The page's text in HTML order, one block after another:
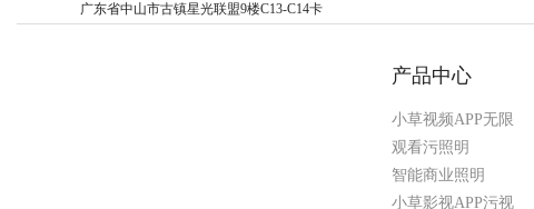
广东省中山市古镇星光联盟9楼C13-C14卡
产品中心
小草视频APP无限
观看污照明
智能商业照明
小草影视APP污视